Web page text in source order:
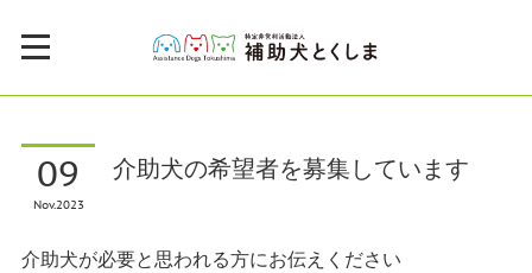
09
Nov2023
介助犬の希望者を募集しています
介助犬が必要と思われる方にお伝えください